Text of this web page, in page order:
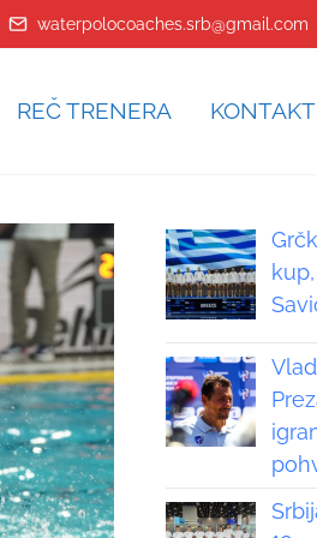
waterpolocoaches.srb@gmail.com
REČ TRENERA KONTAKT